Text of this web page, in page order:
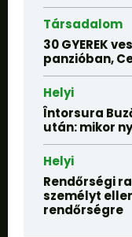
Társadalom
30 GYEREK
panzióban,
Helyi
Întorsura
után: mikor
Helyi
Rendőrségi
személyt
rendőrségre